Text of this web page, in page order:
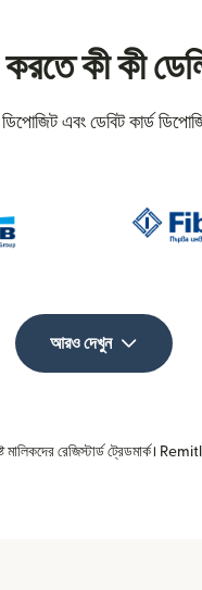
করতে কী কী
এবং ডেবিট কার্ড
আরও দেখুন
মালিকদের রেজিস্টার্ড ট্রেডমার্ক।